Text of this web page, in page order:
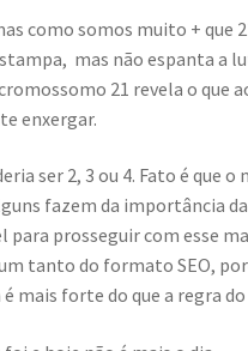
como somos muito + que
mas não espanta a
21 revela o que
enxergar.
ser 2, 3 ou 4. Fato é que o
fazem da importância
para prosseguir com esse
tanto do formato SEO,
mais forte do que a regra